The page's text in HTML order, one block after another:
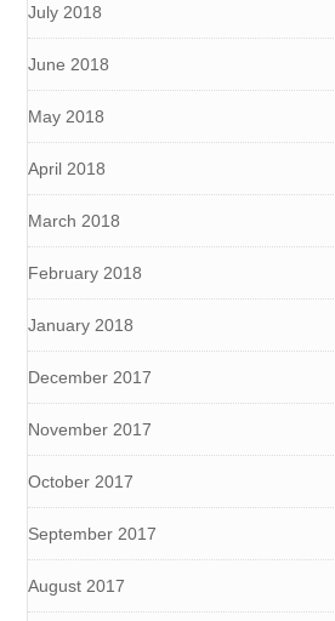
July 2018
June 2018
May 2018
April 2018
March 2018
February 2018
January 2018
December 2017
November 2017
October 2017
September 2017
August 2017